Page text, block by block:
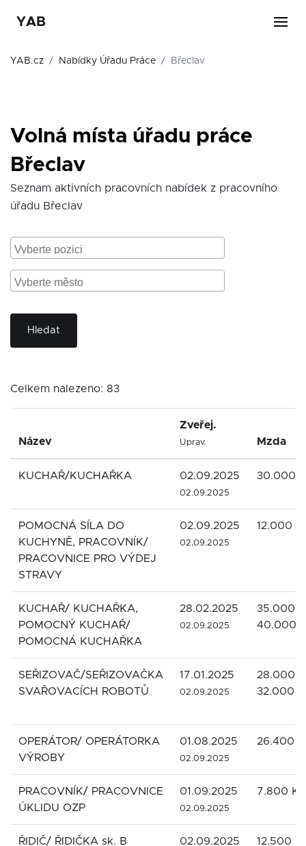
YAB
YAB.cz Nabídky Úřadu Práce Břeclav
Volná místa úřadu práce
Břeclav
Seznam aktivních pracovních nabídek z pracovního
úřadu Břeclav
Hledat
Celkem nalezeno: 83
Název
Zveřej.
Uprav. Mzda
KUCHAŘ/KUCHAŘKA 02.09.2025
02.09.2025
30.000
POMOCNÁ SÍLA DO
KUCHYNĚ, PRACOVNÍK/
PRACOVNICE PRO VÝDEJ
STRAVY
02.09.2025
02.09.2025
12.000
KUCHAŘ/ KUCHAŘKA,
POMOCNÝ KUCHAŘ/
POMOCNÁ KUCHAŘKA
28.02.2025
02.09.2025
35.000 -
40.000
SEŘIZOVAČ/SEŘIZOVAČKA
SVAŘOVACÍCH ROBOTŮ
17.01.2025
02.09.2025
28.000 -
32.000
OPERÁTOR/ OPERÁTORKA
VÝROBY
01.08.2025
02.09.2025
26.400
PRACOVNÍK/ PRACOVNICE
ÚKLIDU OZP
01.09.2025
02.09.2025
7.800 Kč
ŘIDIČ/ ŘIDIČKA sk. B 02.09.2025 12.500